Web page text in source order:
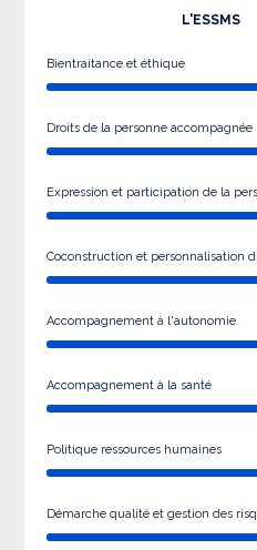
L'ESSMS
Bientraitance et éthique
Droits de la personne accompagnée
Expression et participation de la
Coconstruction et personnalisation
Accompagnement à l'autonomie
Accompagnement à la santé
Politique ressources humaines
Démarche qualité et gestion des